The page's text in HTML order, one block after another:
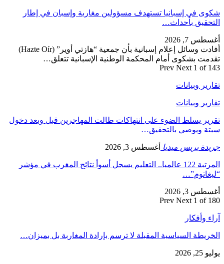
شكوى في إسبانيا تستهدف مسؤولين مغاربة وإسبان في إطار
التحقيق بأحداث…
أغسطس 7, 2026
أفادت وسائل إعلام إسبانية بأن جمعية “هازتي أوير” (Hazte Oír)
تقدمت بشكوى أمام المحكمة الوطنية الإسبانية تتعلق…
Prev Next 1 of 143
تقارير وبيانات
تقارير وبيانات
تقرير يسلط الضوء على انتهاكات طالت المهاجرين قبل وبعد دخول
سبتة ويوصي بالتحقيق…
جريدة بريس ميديا أغسطس 3, 2026
المرتبة 122 عالميا.. التعليم يسجل أسوأ نتائج المغرب في مؤشر
“ليغاتوم”…
أغسطس 3, 2026
Prev Next 1 of 180
آراء وأفكار
الخريطة السياسية المقبلة لا ترسم بإرادة المغاربة بل بميزان…
يوليو 25, 2026